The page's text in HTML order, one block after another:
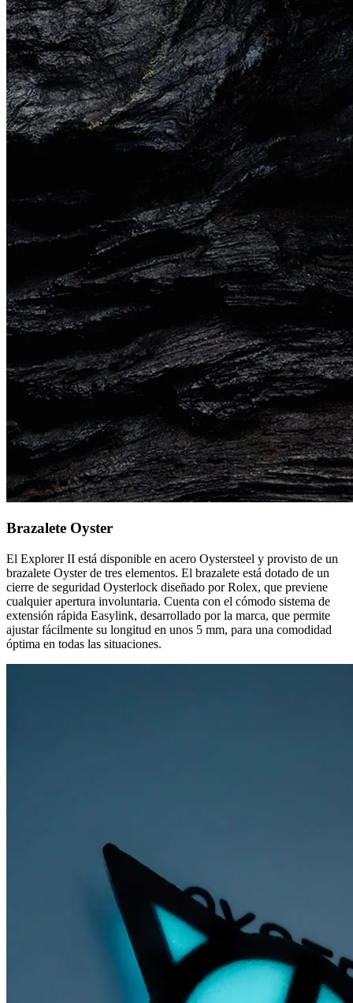
Brazalete Oyster
El Explorer II está disponible en acero Oystersteel y provisto de un
brazalete Oyster de tres elementos. El brazalete está dotado de un
cierre de seguridad Oysterlock diseñado por Rolex, que previene
cualquier apertura involuntaria. Cuenta con el cómodo sistema de
extensión rápida Easylink, desarrollado por la marca, que permite
ajustar fácilmente su longitud en unos 5 mm, para una comodidad
óptima en todas las situaciones.